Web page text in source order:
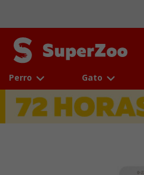
Perro Gato